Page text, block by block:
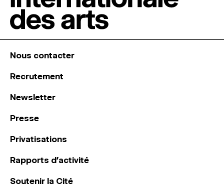
Nous contacter
Recrutement
Newsletter
Presse
Privatisations
Rapports d’activité
Soutenir la Cité